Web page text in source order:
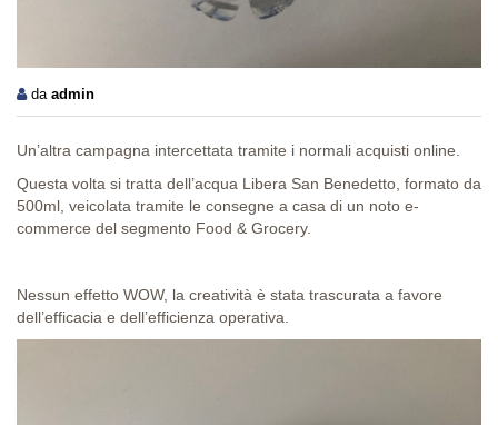
da admin
Un’altra campagna intercettata tramite i normali acquisti online.
Questa volta si tratta dell’acqua Libera San Benedetto, formato da
500ml, veicolata tramite le consegne a casa di un noto e-
commerce del segmento Food & Grocery.
Nessun effetto WOW, la creatività è stata trascurata a favore
dell’efficacia e dell’efficienza operativa.